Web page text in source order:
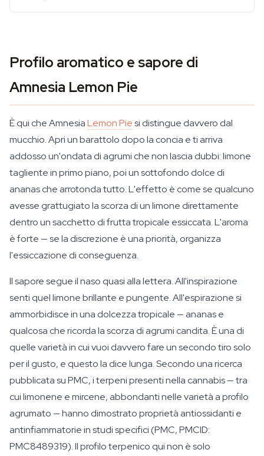
Profilo aromatico e sapore di
Amnesia Lemon Pie
È qui che AmnesiaLemon Piesi distingue davvero dal
mucchio. Apri un barattolo dopo la concia e ti arriva
addosso un'ondata di agrumi che non lascia dubbi: limone
tagliente in primo piano, poi un sottofondo dolce di
ananas che arrotonda tutto. L'effetto è come se qualcuno
avesse grattugiato la scorza di un limone direttamente
dentro un sacchetto di frutta tropicale essiccata. L'aroma
è forte — se la discrezione è una priorità, organizza
l'essiccazione di conseguenza.
Il sapore segue il naso quasi alla lettera. All'inspirazione
senti quel limone brillante e pungente. All'espirazione si
ammorbidisce in una dolcezza tropicale — ananas e
qualcosa che ricorda la scorza di agrumi candita. È una di
quelle varietà in cui vuoi davvero fare un secondo tiro solo
per il gusto, e questo la dice lunga. Secondo una ricerca
pubblicata su PMC, i terpeni presenti nella cannabis — tra
cui limonene e mircene, abbondanti nelle varietà a profilo
agrumato — hanno dimostrato proprietà antiossidanti e
antinfiammatorie in studi specifici (PMC, PMCID:
PMC8489319). Il profilo terpenico qui non è solo